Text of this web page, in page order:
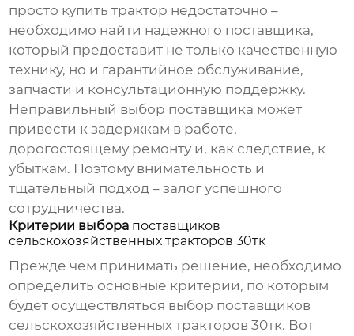
просто купить трактор недостаточно –
необходимо найти надежного поставщика,
который предоставит не только качественную
технику, но и гарантийное обслуживание,
запчасти и консультационную поддержку.
Неправильный выбор поставщика может
привести к задержкам в работе,
дорогостоящему ремонту и, как следствие, к
убыткам. Поэтому внимательность и
тщательный подход – залог успешного
сотрудничества.
Критерии выбора поставщиков
сельскохозяйственных тракторов 30тк
Прежде чем принимать решение, необходимо
определить основные критерии, по которым
будет осуществляться выбор поставщиков
сельскохозяйственных тракторов 30тк. Вот